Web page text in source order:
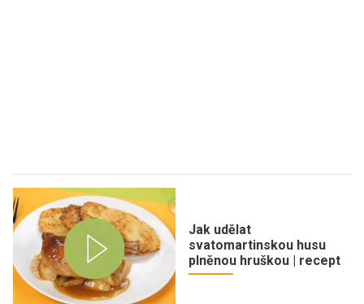
Jak udělat
svatomartinskou husu
plněnou hruškou | recept